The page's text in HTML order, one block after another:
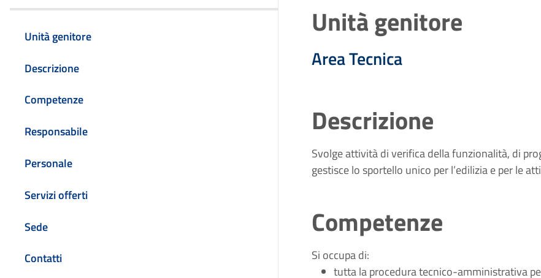
Unità genitore
Descrizione
Competenze
Responsabile
Personale
Servizi offerti
Sede
Contatti
Unità genitore
Area Tecnica
Descrizione
Svolge attività di verifica della funzionalità, di
gestisce lo sportello unico per l’edilizia e per le
Competenze
Si occupa di:
tutta la procedura tecnico-amministrativa